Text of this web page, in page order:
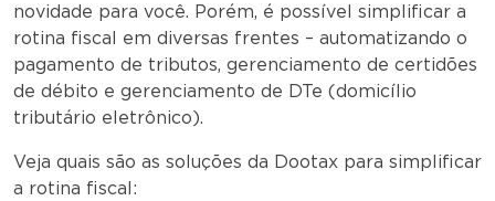
novidade para você. Porém, é possível simplificar a
rotina fiscal em diversas frentes – automatizando o
pagamento de tributos, gerenciamento de certidões
de débito e gerenciamento de DTe (domicílio
tributário eletrônico).
Veja quais são as soluções da Dootax para simplificar
a rotina fiscal: